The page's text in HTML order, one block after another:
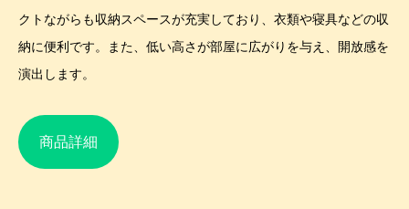
クトながらも収納スペースが充実しており、衣類や寝具などの収
納に便利です。また、低い高さが部屋に広がりを与え、開放感を
演出します。
商品詳細